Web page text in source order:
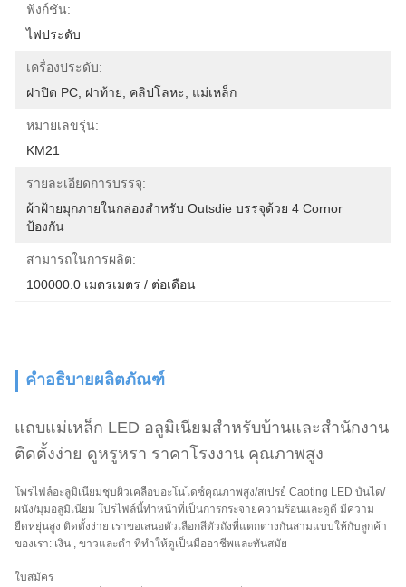
ฟังก์ชัน:
ไฟประดับ
เครื่องประดับ:
ฝาปิด PC, ฝาท้าย, คลิปโลหะ, แม่เหล็ก
หมายเลขรุ่น:
KM21
รายละเอียดการบรรจุ:
ผ้าฝ้ายมุกภายในกล่องสำหรับ Outsdie บรรจุด้วย 4 Cornor
ป้องกัน
สามารถในการผลิต:
100000.0 เมตรเมตร / ต่อเดือน
คำอธิบายผลิตภัณฑ์
แถบแม่เหล็ก LED อลูมิเนียมสำหรับบ้านและสำนักงาน
ติดตั้งง่าย ดูหรูหรา ราคาโรงงาน คุณภาพสูง
โพรไฟล์อะลูมิเนียมชุบผิวเคลือบอะโนไดซ์คุณภาพสูง/สเปรย์ Caoting LED บันได/
ผนัง/มุมอลูมิเนียม โปรไฟล์นี้ทำหน้าที่เป็นการกระจายความร้อนและดูดี มีความ
ยืดหยุ่นสูง ติดตั้งง่าย เราขอเสนอตัวเลือกสีตัวถังที่แตกต่างกันสามแบบให้กับลูกค้า
ของเรา: เงิน , ขาวและดำ ที่ทำให้ดูเป็นมืออาชีพและทันสมัย
ใบสมัคร